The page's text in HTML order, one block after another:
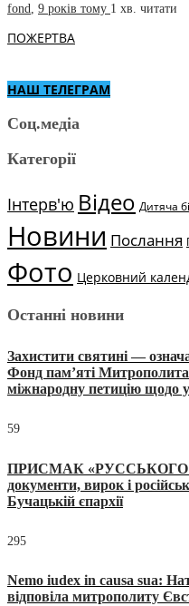
fond 9 років тому 1 хв. читати
ПОЖЕРТВА
НАШ ТЕЛЕГРАМ
Соц.медіа
Категорії
Інтерв'ю Відео Дитяча
Новини Послання
Фото Церковний
Останні новини
Захистити святині —
Фонд пам’яті
міжнародну петицію щодо
59
ПРИСМАК «РУССЬКОГО
документи, вирок і
Бучацькій єпархії
295
Nemo iudex in causa sua:
відповіла митрополиту